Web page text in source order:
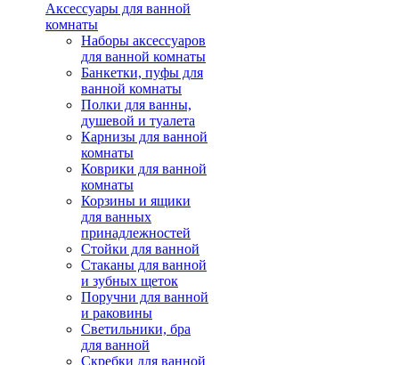
Аксессуары для ванной
комнаты
Наборы аксессуаров
для ванной комнаты
Банкетки, пуфы для
ванной комнаты
Полки для ванны,
душевой и туалета
Карнизы для ванной
комнаты
Коврики для ванной
комнаты
Корзины и ящики
для ванных
принадлежностей
Стойки для ванной
Стаканы для ванной
и зубных щеток
Поручни для ванной
и раковины
Светильники, бра
для ванной
Скребки для ванной